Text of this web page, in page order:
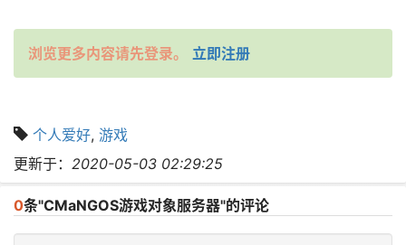
浏览更多内容请先登录。 立即注册
个人爱好, 游戏
更新于： 2020-05-03 02:29:25
0条"CMaNGOS游戏对象服务器"的评论